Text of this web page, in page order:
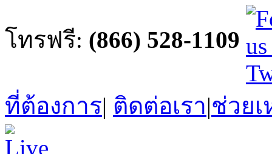
โทรฟรี: (866) 528-1109
ที่ต้องการ| ติดต่อเรา|ช่วย